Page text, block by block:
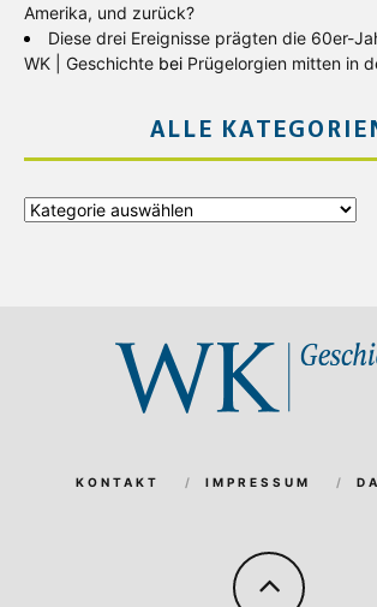
Amerika, und zurück?
Diese drei Ereignisse prägten die 60er-
WK | Geschichte bei Prügelorgien mitten in
ALLE
Alle
KONTAKT IMPRESSUM